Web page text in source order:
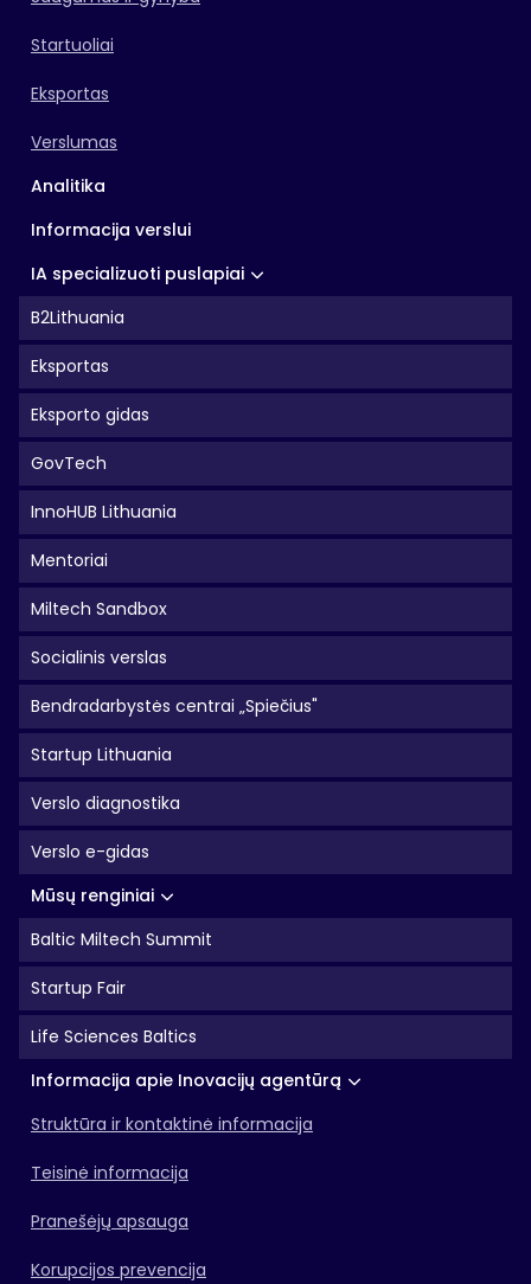
Startuoliai
Eksportas
Verslumas
Analitika
Informacija verslui
IA specializuoti puslapiai
B2Lithuania
Eksportas
Eksporto gidas
GovTech
InnoHUB Lithuania
Mentoriai
Miltech Sandbox
Socialinis verslas
Bendradarbystės centrai „Spiečius"
Startup Lithuania
Verslo diagnostika
Verslo e-gidas
Mūsų renginiai
Baltic Miltech Summit
Startup Fair
Life Sciences Baltics
Informacija apie Inovacijų agentūrą
Struktūra ir kontaktinė informacija
Teisinė informacija
Pranešėjų apsauga
Korupcijos prevencija